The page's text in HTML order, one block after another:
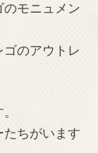
モニュメン
のアウトレ
ちがいます